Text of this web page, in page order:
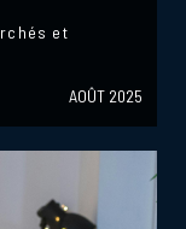
et
AOÛT 2025